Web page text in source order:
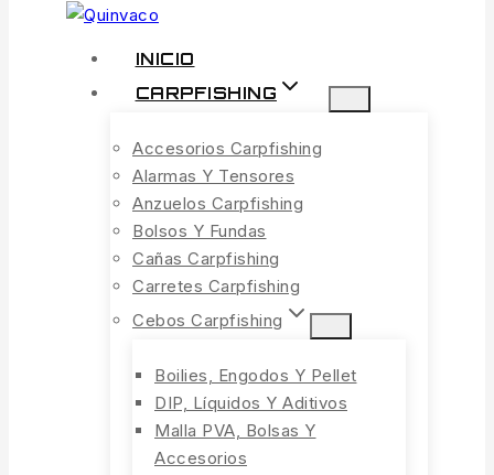
INICIO
CARPFISHING
Accesorios Carpfishing
Alarmas Y Tensores
Anzuelos Carpfishing
Bolsos Y Fundas
Cañas Carpfishing
Carretes Carpfishing
Cebos Carpfishing
Boilies, Engodos Y Pellet
DIP, Líquidos Y Aditivos
Malla PVA, Bolsas Y
Accesorios